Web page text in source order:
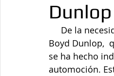
Boyd Dunlop,
se ha hecho
automoción.